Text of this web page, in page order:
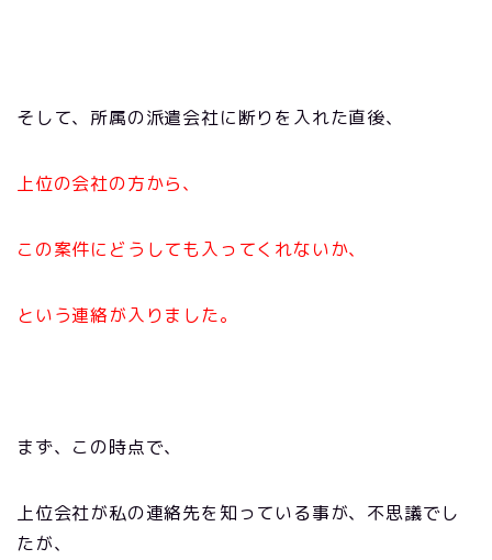
そして、所属の派遣会社に断りを入れた直後、
上位の会社の方から、
この案件にどうしても入ってくれないか、
という連絡が入りました。
まず、この時点で、
上位会社が私の連絡先を知っている事が、不思議でし
たが、